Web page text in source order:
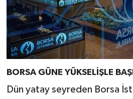
BORSA GÜNE YÜKSELİŞLE
Dün yatay seyreden Borsa